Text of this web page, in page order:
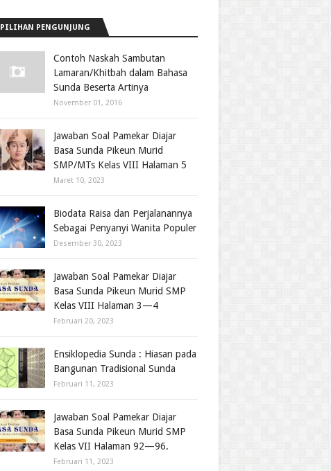
PILIHAN PENGUNJUNG
Contoh Naskah Sambutan
Lamaran/Khitbah dalam Bahasa
Sunda Beserta Artinya
November 01, 2016
Jawaban Soal Pamekar Diajar
Basa Sunda Pikeun Murid
SMP/MTs Kelas VIII Halaman 5
Maret 10, 2023
Biodata Raisa dan Perjalanannya
Sebagai Penyanyi Wanita Populer
Desember 30, 2023
Jawaban Soal Pamekar Diajar
Basa Sunda Pikeun Murid SMP
Kelas VIII Halaman 3—4
Februari 20, 2023
Ensiklopedia Sunda : Hiasan pada
Bangunan Tradisional Sunda
Februari 11, 2023
Jawaban Soal Pamekar Diajar
Basa Sunda Pikeun Murid SMP
Kelas VII Halaman 92—96.
Februari 11, 2023